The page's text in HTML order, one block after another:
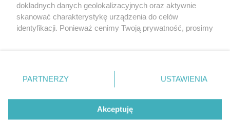
Partnerzy
Praca Szczecin
© 2026 wSzczecinie.pl
Created by GOD
dokładnych danych geolokalizacyjnych oraz aktywnie
skanować charakterystykę urządzenia do celów
identyfikacji. Ponieważ cenimy Twoją prywatność, prosimy
prywatności znajdujący się w lewym dolnym rogu strony
. Niektóre rodzaje przetwarzania danych nie wymagają
takiemu przetwarzaniu. Preferencje będą miały
zastosowania tylko na tej witrynie.
PARTNERZY USTAWIENIA
Akceptuję